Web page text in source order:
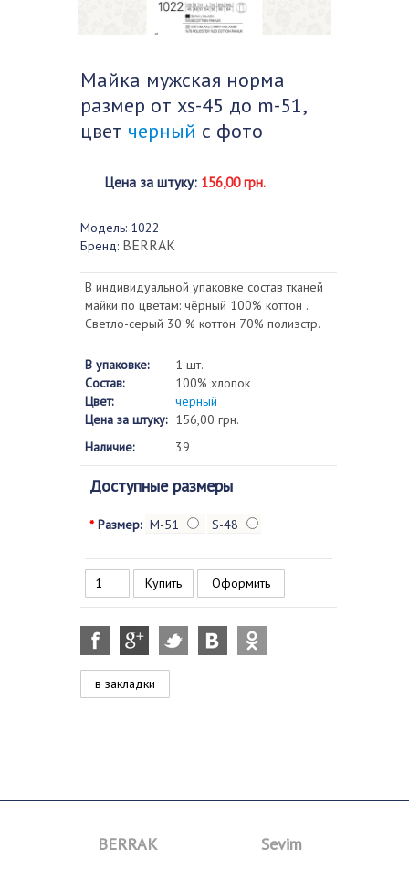
Майка мужская норма
размер от xs-45 до m-51,
цвет черный с фото
Цена за штуку: 156,00 грн.
Модель: 1022
Бренд: BERRAK
В индивидуальной упаковке состав тканей
майки по цветам: чёрный 100% коттон .
Светло-серый 30 % коттон 70% полиэстр.
В упаковке:
1 шт.
Состав:
100% хлопок
Цвет:
черный
Цена за штуку: 156,00 грн.
Наличие:
39
Доступные размеры
* Размер: M-51 S-48
Оформить
в закладки
BERRAK Sevim